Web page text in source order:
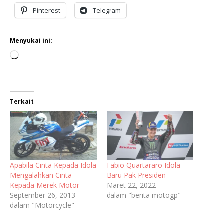
Pinterest Telegram
Menyukai ini:
Terkait
Apabila Cinta Kepada Idola
Mengalahkan Cinta
Kepada Merek Motor
September 26, 2013
dalam "Motorcycle"
Fabio Quartararo Idola
Baru Pak Presiden
Maret 22, 2022
dalam "berita motogp"